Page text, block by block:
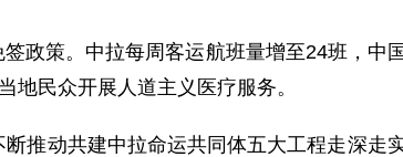
政策。中拉每周客运航班量增至24班，中
地民众开展人道主义医疗服务。
推动共建中拉命运共同体五大工程走深走